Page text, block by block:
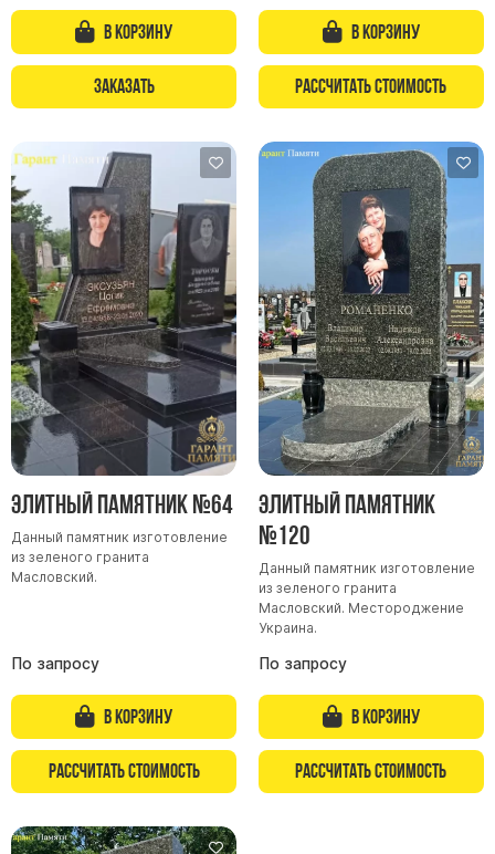
Памятники "Клипарт"
Семейные памятники ( памятники на двоих )
Памятники в форме креста
Памятники из белого мрамора Коелга
Креативные памятники
Кресты из белого мрамора
Фигурные памятники
Памятники в виде гитары
Памятники комбинированные
Памятники из цветного гранита
Памятники красные
Памятники красно-черные
Памятники коричневые
Памятники серые
Памятники зеленые
Памятники из Дымовского гранита
Памятники из гранита Возрождение
Памятники из гранита Сюскюянсаари
Памятники из гранита Балтик Грин
Памятники из гранита Покостовский
Памятники из гранита Лезниковский
Памятники из гранита Масловский
В корзину
Заказать
В корзину
Рассчитать стоимость
Элитный памятник №64
Данный памятник изготовление
из зеленого гранита
Масловский.
По запросу
В корзину
Рассчитать стоимость
Элитный памятник
№120
Данный памятник изготовление
из зеленого гранита
Масловский. Местороджение
Украина.
По запросу
В корзину
Рассчитать стоимость